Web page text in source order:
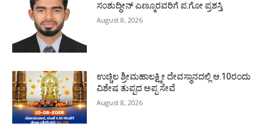
ಸಂಶುದ್ಧೀನ್ ಎಣ್ಮೂರವರಿಗೆ ಪ.ಗೋ ಪ್ರಶಸ್ತಿ
August 8, 2026
ಉಚ್ಚಿಲ ಶ್ರೀಮಹಾಲಕ್ಷ್ಮೀ ದೇವಸ್ಥಾನದಲ್ಲಿ ಆ.10ರಂದು
ವಿಶೇಷ ತುಪ್ಪದ ಅಪ್ಪ ಸೇವೆ
August 8, 2026